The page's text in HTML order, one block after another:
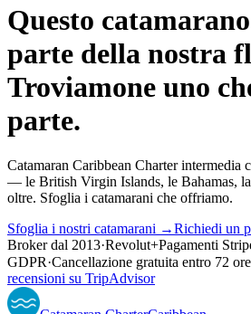
Questo
parte della nostra
Troviamone uno
parte.
Catamaran Caribbean Charter intermedia
— le British Virgin Islands, le Bahamas,
oltre. Sfoglia i catamarani che offriamo.
Sfoglia i nostri catamarani →Richiedi un
Broker dal 2013·Revolut+Pagamenti
GDPR·Cancellazione gratuita entro 72 ore
recensioni su TripAdvisor